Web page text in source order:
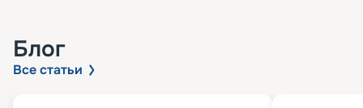
Блог
Все статьи